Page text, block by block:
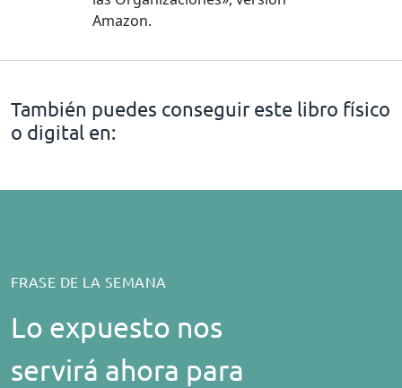
Amazon.
También puedes conseguir este libro físico
o digital en:
FRASE DE LA SEMANA
Lo expuesto nos
servirá ahora para